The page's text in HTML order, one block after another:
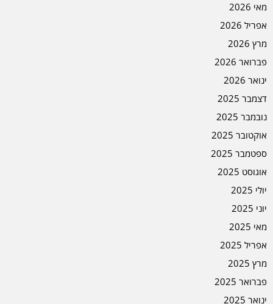
מאי 2026
אפריל 2026
מרץ 2026
פברואר 2026
ינואר 2026
דצמבר 2025
נובמבר 2025
אוקטובר 2025
ספטמבר 2025
אוגוסט 2025
יולי 2025
יוני 2025
מאי 2025
אפריל 2025
מרץ 2025
פברואר 2025
ינואר 2025